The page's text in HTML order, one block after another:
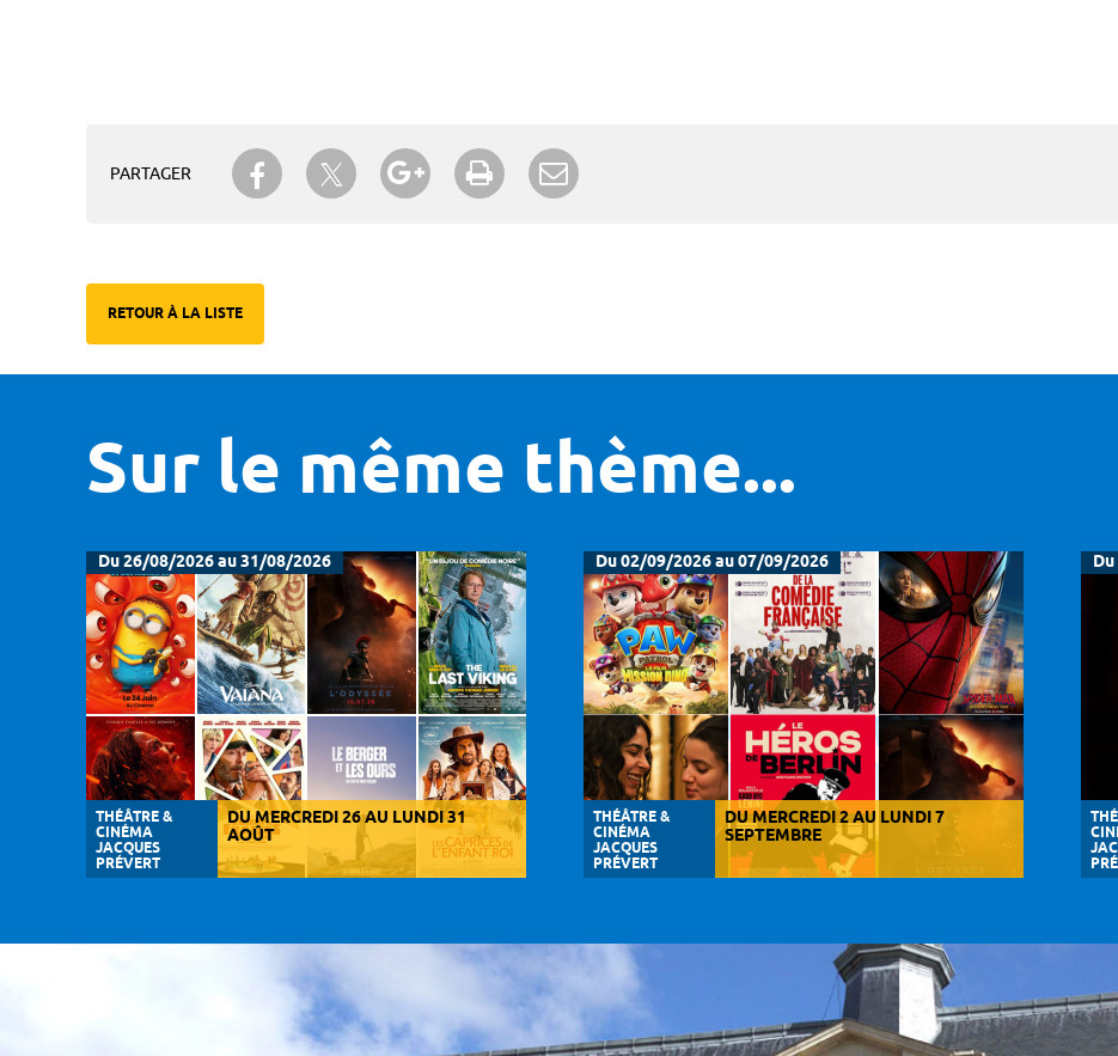
PARTAGER
Partager sur Facebook
Partager sur TwitterPartager sur Google+
Imprimer
RETOUR À LA LISTE
Sur le même thème...
Du 26/08/2026 au 31/08/2026
THÉÂTRE &
CINÉMA
JACQUES
PRÉVERT
DU MERCREDI 26 AU LUNDI 31
AOÛT
Du 02/09/2026 au 07/09/2026
THÉÂTRE &
CINÉMA
JACQUES
PRÉVERT
DU MERCREDI 2 AU LUNDI 7
SEPTEMBRE